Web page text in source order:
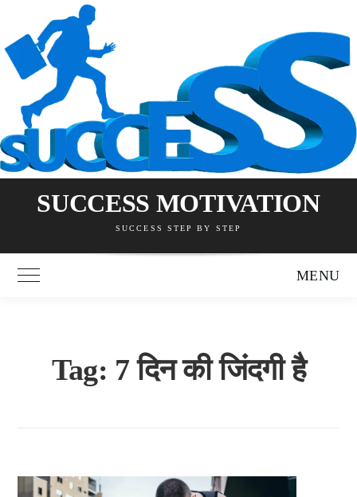
content
SUCCESS MOTIVATION
SUCCESS STEP BY STEP
Toggle Main Menu MENU
Tag: 7 दिन की जिंदगी है